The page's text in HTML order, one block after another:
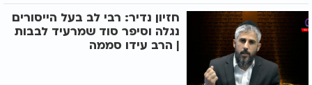
חזיון נדיר: רבי לב בעל הייסורים
נגלה וסיפר סוד שמרעיד לבבות
| הרב עידו סממה